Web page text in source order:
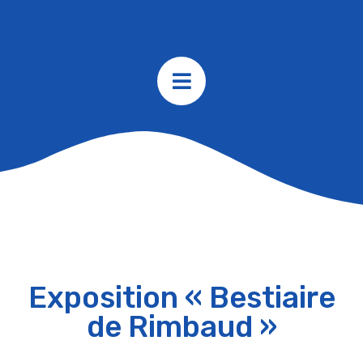
Exposition « Bestiaire
de Rimbaud »